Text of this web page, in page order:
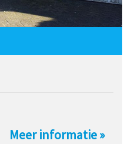
Meer informatie »